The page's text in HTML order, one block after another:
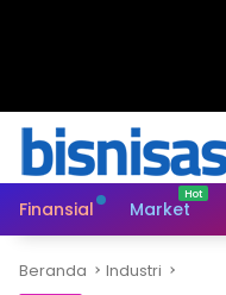
Finansial Market
Beranda Industri